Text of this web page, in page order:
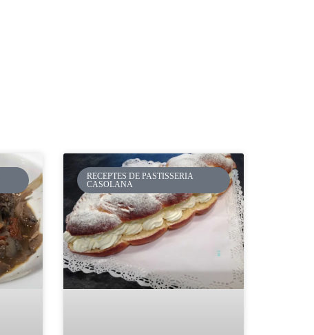
RECEPTES DE PASTISSERIA
CASOLANA